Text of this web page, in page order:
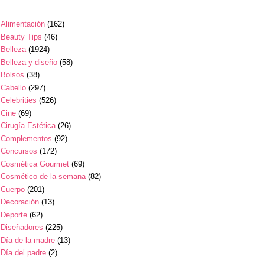
Alimentación (162)
Beauty Tips (46)
Belleza (1924)
Belleza y diseño (58)
Bolsos (38)
Cabello (297)
Celebrities (526)
Cine (69)
Cirugía Estética (26)
Complementos (92)
Concursos (172)
Cosmética Gourmet (69)
Cosmético de la semana (82)
Cuerpo (201)
Decoración (13)
Deporte (62)
Diseñadores (225)
Día de la madre (13)
Día del padre (2)